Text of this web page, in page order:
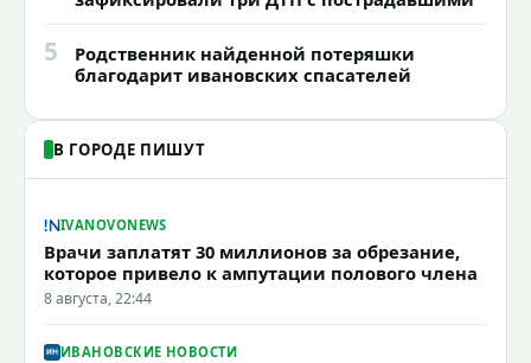
5
Родственник найденной потеряшки
благодарит ивановских спасателей
В ГОРОДЕ ПИШУТ
IVANOVONEWS
Врачи заплатят 30 миллионов за обрезание,
которое привело к ампутации полового члена
8 августа, 22:44
ИВАНОВСКИЕ НОВОСТИ